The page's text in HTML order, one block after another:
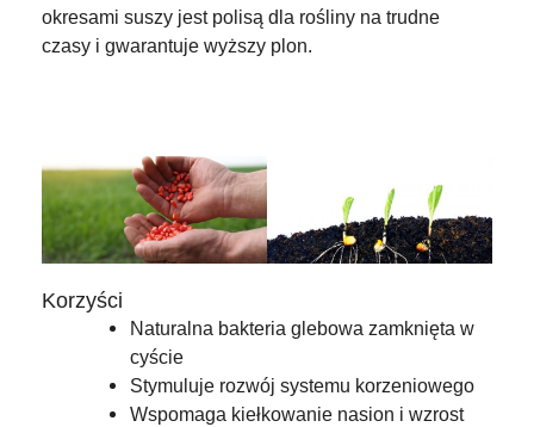
okresami suszy jest polisą dla rośliny na trudne
czasy i gwarantuje wyższy plon.
Korzyści
Naturalna bakteria glebowa zamknięta w
cyście
Stymuluje rozwój systemu korzeniowego
Wspomaga kiełkowanie nasion i wzrost